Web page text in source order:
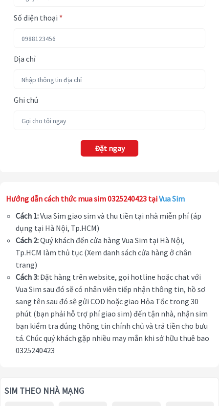
Số điện thoại *
Địa chỉ
Ghi chú
Đặt ngay
Hướng dẫn cách thức mua sim 0325240423 tạiVua Sim
Cách 1:Vua Sim giao sim và thu tiền tại nhà miễn phí (áp
dụng tại Hà Nội, Tp.HCM)
Cách 2:Quý khách đến cửa hàng Vua Sim tại Hà Nội,
Tp.HCM làm thủ tục (Xem danh sách cửa hàng ở chân
trang)
Cách 3:Đặt hàng trên website, gọi hotline hoặc chat với
Vua Sim sau đó sẽ có nhân viên tiếp nhận thông tin, hồ sơ
sang tên sau đó sẽ gửi COD hoặc giao Hỏa Tốc trong 30
phút (bạn phải hỗ trợ phí giao sim) đến tận nhà, nhận sim
bạn kiểm tra đúng thông tin chính chủ và trả tiền cho bưu
tá. Chúc quý khách gặp nhiều may mắn khi sở hữu thuê bao
0325240423
SIM THEO NHÀ MẠNG